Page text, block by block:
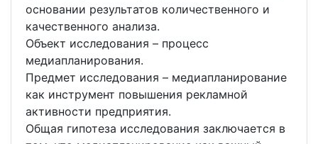
основании результатов количественного и
качественного анализа.
Объект исследования – процесс
медиапланирования.
Предмет исследования – медиапланирование
как инструмент повышения рекламной
активности предприятия.
Общая гипотеза исследования заключается в